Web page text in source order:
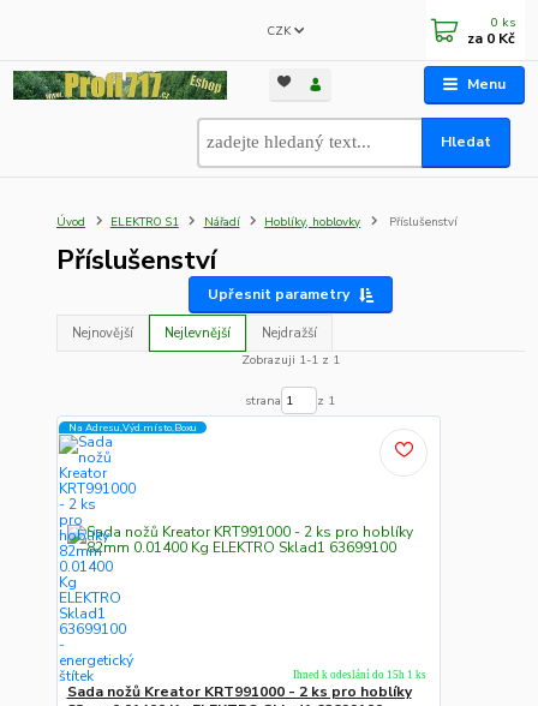
Menu
CZK
Hledat
0 ks
za 0 Kč
Úvod ELEKTRO S1 Nářadí Hoblíky, hoblovky Příslušenství
Příslušenství
Upřesnit parametry
Nejnovější Nejlevnější
Nejdražší
Zobrazuji 1-1 z 1
strana z 1
Na Adresu,Výd.místo,Boxu
Sada nožů Kreator KRT991000 - 2 ks pro hoblíky
Ihned k odeslání do 15h 1 ks